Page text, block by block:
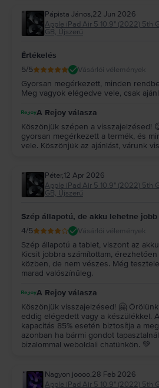
Pápista János,22 Jun 2026
Apple iPad Air 5 10.9" (2022) 5th
GB, Újszerű
Értékelés
5/5 Vásárlói vélemények
Gyorsan megérkezett, minden
Meg vagyok elégedve vele, csak
A Rejoy válasza
Köszönjük szépen a visszajelzésed!
gyorsan megérkezett a termék, és
vele. Köszönjük az ajánlást, várunk
Péter,12 Apr 2026
Apple iPad Air 5 10.9" (2022) 5th
GB, Újszerű
Szép állapotú, de akku lehetne jobb
4/5 Vásárlói vélemények
Szép állapotú a tablet, viszont az
Kicsit jobbra számítottam,
közben, de nem vészes. Még
marad valószínűleg.
A Rejoy válasza
Köszönjük visszajelzésed! 🤗
eddig elégedett vagy a készülékkel.
kapacitás 85% esetén biztosítja a
azonban ha bármi gondot
bizalommal weboldali chatünkön. 💚
Nagyon joooo,28 Feb 2026
Apple iPad Air 5 10.9" (2022) 5th